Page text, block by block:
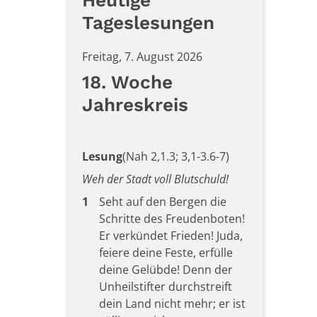
Tageslesungen
Freitag, 7. August 2026
18. Woche
Jahreskreis
Lesung(Nah 2,1.3; 3,1-3.6-7)
Weh der Stadt voll Blutschuld!
1
Seht auf den Bergen die
Schritte des Freudenboten!
Er verkündet Frieden! Juda,
feiere deine Feste, erfülle
deine Gelübde! Denn der
Unheilstifter durchstreift
dein Land nicht mehr; er ist